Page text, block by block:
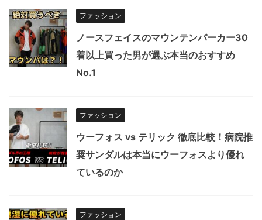
ファッション
ノースフェイスのマウンテンパーカー30
着以上買った男が選ぶ本当のおすすめ
No.1
ファッション
ウーフォス vs テリック 徹底比較！病院推
奨サンダルは本当にウーフォスより優れ
ているのか
ファッション